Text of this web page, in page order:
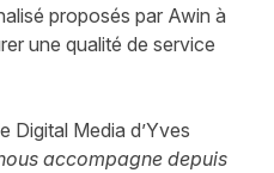
proposés par Awin à
une qualité de service
Digital Media d’Yves
accompagne depuis